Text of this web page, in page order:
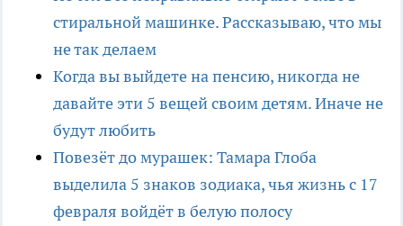
стиральной машинке. Рассказываю, что мы
не так делаем
Когда вы выйдете на пенсию, никогда не
давайте эти 5 вещей своим детям. Иначе не
будут любить
Повезёт до мурашек: Тамара Глоба
выделила 5 знаков зодиака, чья жизнь с 17
февраля войдёт в белую полосу